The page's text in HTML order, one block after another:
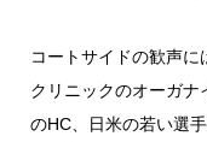
コートサイドの歓声
クリニックのオーガナ
のHC、日米の若い選